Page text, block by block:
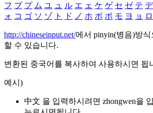
フ ブ プ ム ユ ュ ル エ ェ ケ ゲ セ ゼ テ デ
ォ コ ゴ ソ ゾ ト ド ノ ホ ボ ポ モ ヨ ョ ロ
http://chineseinput.net/에서 pinyin(병음)방
할 수 있습니다.
변환된 중국어를 복사하여 사용하시면 됩
예시)
中文 을 입력하시려면 zhongwen을